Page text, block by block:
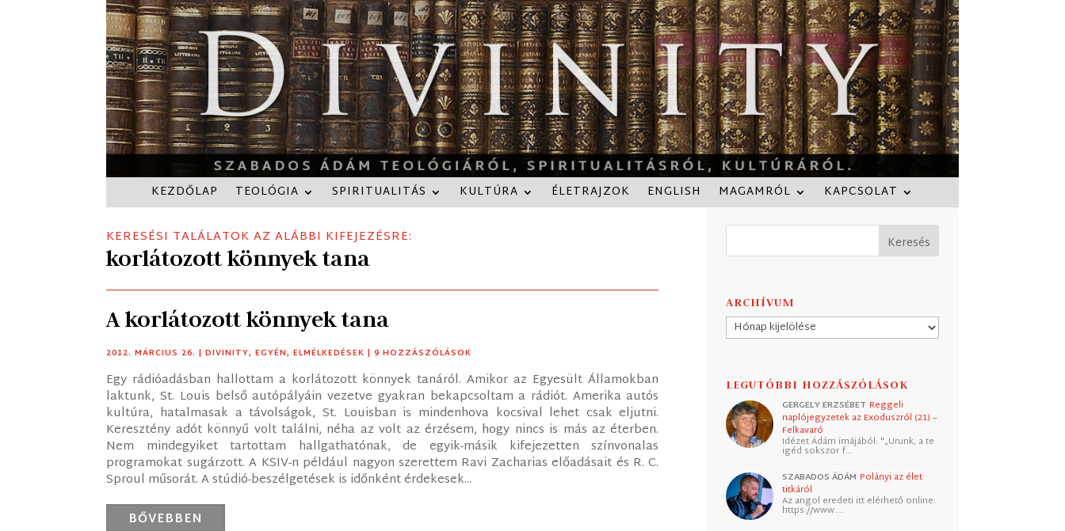
KEZDŐLAP TEOLÓGIA SPIRITUALITÁS KULTÚRA ÉLETRAJZOK ENGLISH MAGAMRÓL KAPCSOLAT
KERESÉSI TALÁLATOK AZ ALÁBBI KIFEJEZÉSRE:
korlátozott könnyek tana
A korlátozott könnyek tana
2012. MÁRCIUS 26. |DIVINITY,EGYÉN,ELMÉLKEDÉSEK | 9 HOZZÁSZÓLÁSOK
Egy rádióadásban hallottam a korlátozott könnyek tanáról. Amikor az Egyesült Államokban
laktunk, St. Louis belső autópályáin vezetve gyakran bekapcsoltam a rádiót. Amerika autós
kultúra, hatalmasak a távolságok, St. Louisban is mindenhova kocsival lehet csak eljutni.
Keresztény adót könnyű volt találni, néha az volt az érzésem, hogy nincs is más az éterben.
Nem mindegyiket tartottam hallgathatónak, de egyik-másik kifejezetten színvonalas
programokat sugárzott. A KSIV-n például nagyon szerettem Ravi Zacharias előadásait és R. C.
Sproul műsorát. A stúdió-beszélgetések is időnként érdekesek...
BŐVEBBEN
ARCHÍVUM
Archívum
LEGUTÓBBI HOZZÁSZÓLÁSOK
GERGELY ERZSÉBET Reggeli
naplójegyzetek az Exoduszról (21) –
Felkavaró
Idézet Ádám imájából: "„Urunk, a te
igéd sokszor f…
SZABADOS ÁDÁM Polányi az élet
titkáról
Az angol eredeti itt elérhető online:
https://www.…